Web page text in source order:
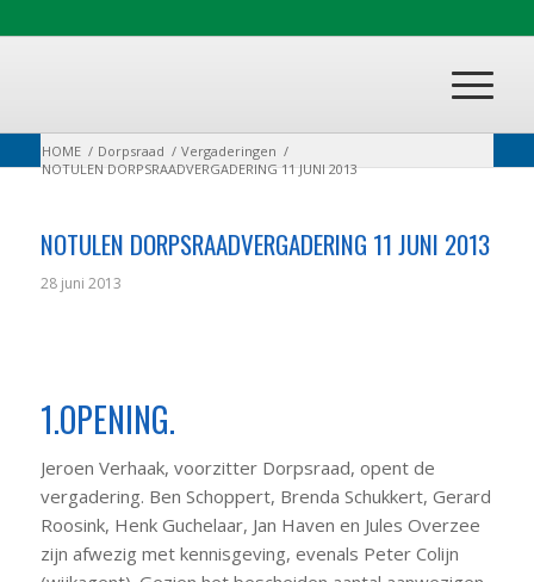
HOME / Dorpsraad / Vergaderingen /
NOTULEN DORPSRAADVERGADERING 11 JUNI 2013
NOTULEN DORPSRAADVERGADERING 11 JUNI 2013
28 juni 2013
1.OPENING.
Jeroen Verhaak, voorzitter Dorpsraad, opent de
vergadering. Ben Schoppert, Brenda Schukkert, Gerard
Roosink, Henk Guchelaar, Jan Haven en Jules Overzee
zijn afwezig met kennisgeving, evenals Peter Colijn